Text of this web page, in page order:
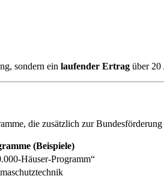
sondern ein laufender Ertrag über 20
die zusätzlich zur
(Beispiele)
Häuser-Programm“